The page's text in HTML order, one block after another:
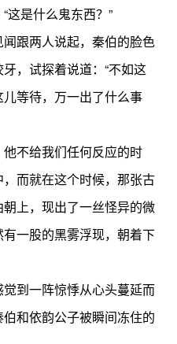
这是什么鬼东西？”
跟两人说起，秦伯的脸色
，试探着说道：“不如这
等待，万一出了什么事
不给我们任何反应的时
而就在这个时候，那张古
上，现出了一丝怪异的微
一股的黑雾浮现，朝着下
到一阵惊悸从心头蔓延而
和依韵公子被瞬间冻住的